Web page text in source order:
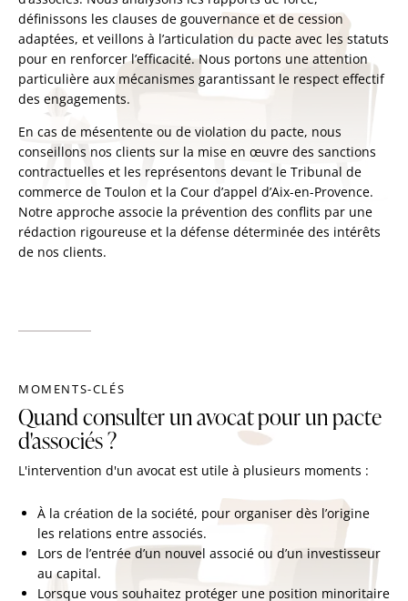
définissons les clauses de gouvernance et de cession
adaptées, et veillons à l’articulation du pacte avec les statuts
pour en renforcer l’efficacité. Nous portons une attention
particulière aux mécanismes garantissant le respect effectif
des engagements.
En cas de mésentente ou de violation du pacte, nous
conseillons nos clients sur la mise en œuvre des sanctions
contractuelles et les représentons devant le Tribunal de
commerce de Toulon et la Cour d’appel d’Aix-en-Provence.
Notre approche associe la prévention des conflits par une
rédaction rigoureuse et la défense déterminée des intérêts
de nos clients.
MOMENTS-CLÉS
Quand consulter un avocat pour un pacte
d'associés ?
L'intervention d'un avocat est utile à plusieurs moments :
À la création de la société, pour organiser dès l’origine
les relations entre associés.
Lors de l’entrée d’un nouvel associé ou d’un investisseur
au capital.
Lorsque vous souhaitez protéger une position minoritaire